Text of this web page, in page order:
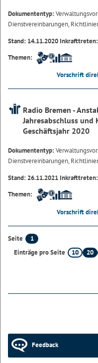
Dokumententyp:
Dienstvereinbarungen,
Stand: 14.11.2020
Themen:
Vorschrift
Radio Bremen -
Jahresabschluss
Geschäftsjahr 2020
Dokumententyp:
Dienstvereinbarungen,
Stand: 26.11.2021
Themen:
Vorschrift
Seite
1
Einträge pro Seite
10 20
Feedback